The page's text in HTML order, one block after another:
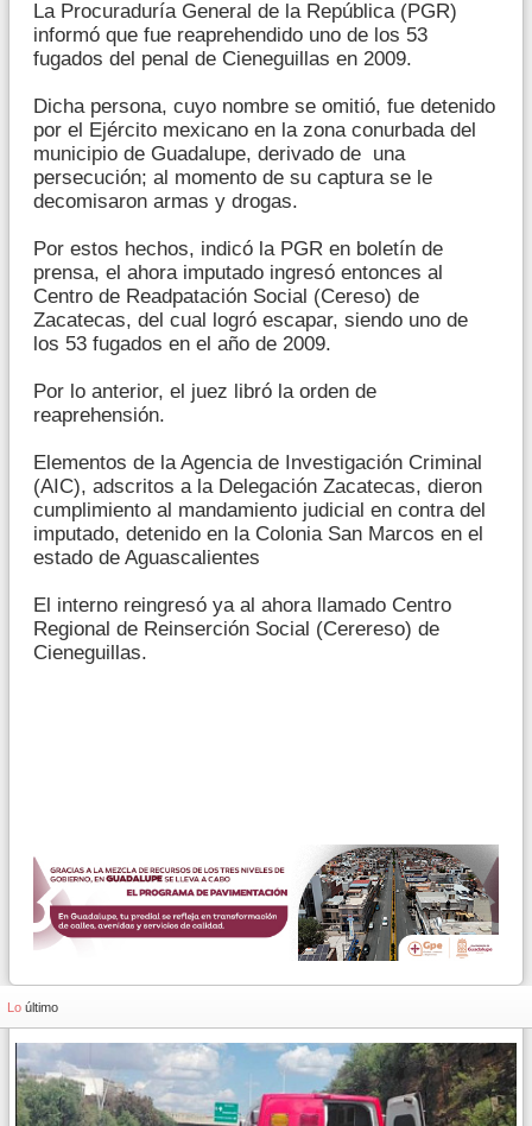
La Procuraduría General de la República (PGR)
informó que fue reaprehendido uno de los 53
fugados del penal de Cieneguillas en 2009.
Dicha persona, cuyo nombre se omitió, fue detenido
por el Ejército mexicano en la zona conurbada del
municipio de Guadalupe, derivado de una
persecución; al momento de su captura se le
decomisaron armas y drogas.
Por estos hechos, indicó la PGR en boletín de
prensa, el ahora imputado ingresó entonces al
Centro de Readpatación Social (Cereso) de
Zacatecas, del cual logró escapar, siendo uno de
los 53 fugados en el año de 2009.
Por lo anterior, el juez libró la orden de
reaprehensión.
Elementos de la Agencia de Investigación Criminal
(AIC), adscritos a la Delegación Zacatecas, dieron
cumplimiento al mandamiento judicial en contra del
imputado, detenido en la Colonia San Marcos en el
estado de Aguascalientes
El interno reingresó ya al ahora llamado Centro
Regional de Reinserción Social (Cerereso) de
Cieneguillas.
Lo último